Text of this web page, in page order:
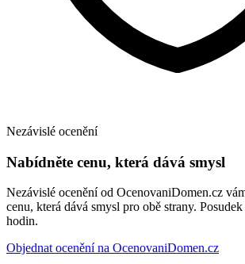
Nezávislé ocenění
Nabídněte cenu, která dává smysl
Nezávislé ocenění od OcenovaniDomen.cz
cenu, která dává smysl pro obě strany.
hodin.
Objednat ocenění na OcenovaniDomen.cz